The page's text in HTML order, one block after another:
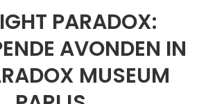
PARADOX:
AVONDEN IN
MUSEUM